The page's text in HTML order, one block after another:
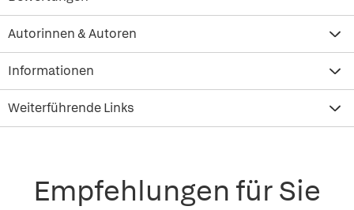
Autorinnen & Autoren
Informationen
Weiterführende Links
Empfehlungen für Sie